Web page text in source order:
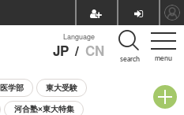
menu
Language
JP / CN search
医学部 東大受験
河合塾×東大特集